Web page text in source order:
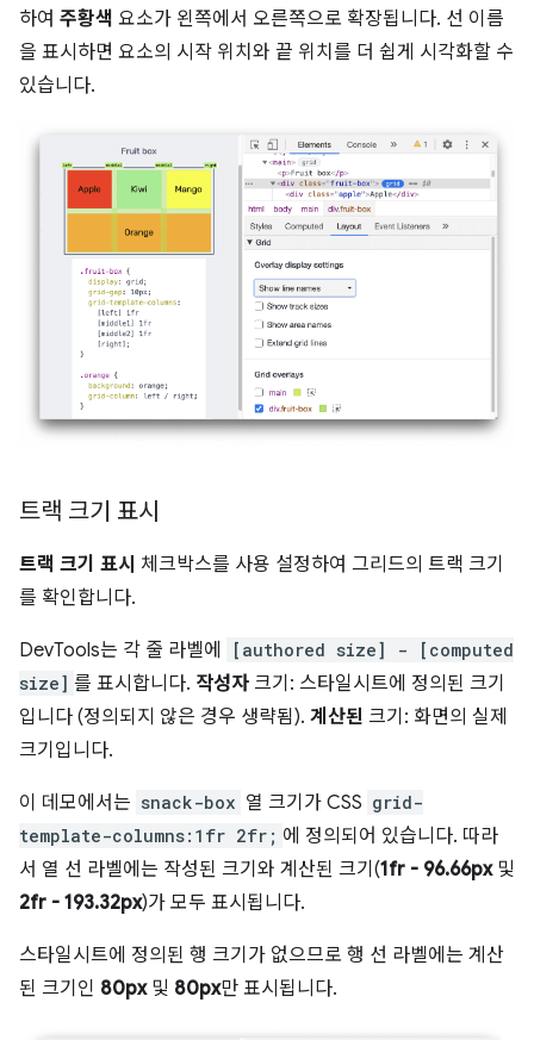
하여 주황색 요소가 왼쪽에서 오른쪽으로 확장됩니다. 선 이름
을 표시하면 요소의 시작 위치와 끝 위치를 더 쉽게 시각화할 수
있습니다.
트랙 크기 표시
트랙 크기 표시 체크박스를 사용 설정하여 그리드의 트랙 크기
를 확인합니다.
DevTools는 각 줄 라벨에
[authored size] - [computed
size] 를 표시합니다. 작성자 크기: 스타일시트에 정의된 크기
입니다 (정의되지 않은 경우 생략됨). 계산된 크기: 화면의 실제
크기입니다.
이 데모에서는 snack-box 열 크기가 CSS grid-
template-columns:1fr 2fr; 에 정의되어 있습니다. 따라
서 열 선 라벨에는 작성된 크기와 계산된 크기(1fr - 96.66px및
2fr - 193.32px)가 모두 표시됩니다.
스타일시트에 정의된 행 크기가 없으므로 행 선 라벨에는 계산
된 크기인 80px및 80px만 표시됩니다.